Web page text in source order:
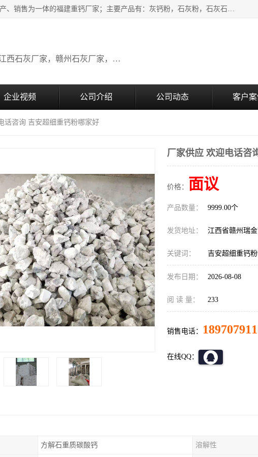
瑞金桂生建材公司一家专业从事建材产品经营研发、生产、销售为一体的福建重钙厂家；主要产品有：灰钙粉，石灰粉，石灰石，生石灰，熟石灰，氧化钙，重钙粉，氢氧化钙，农田石灰，畜牧业用石灰等。欢迎新老客户来电咨询！
广东石灰厂家，福建石灰厂家，江西石灰厂家，赣州石灰厂家，东莞石灰厂家
企业视频 公司介绍 公司动态 客户案
话咨询 吉安超细重钙粉哪家好
厂家供应 欢迎电话咨
价格： 面议
产品数量： 9999.00个
发货地址： 江西省赣州瑞
关键词： 吉安超细重钙
发布日期： 2026-08-08
阅 读 量： 233
销售电话：
在线QQ：
方解石重质碳酸钙 溶解性